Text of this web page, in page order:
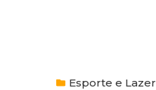
Esporte e Lazer